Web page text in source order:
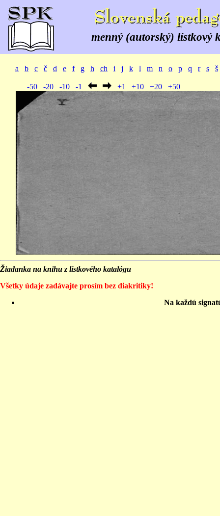
menný (autorský) lístkový
a b c č d e f g h ch i j k l m n o p q r s š
-50 -20 -10 -1 +1 +10 +20 +50
Žiadanka na knihu z lístkového katalógu
Všetky údaje zadávajte prosím bez diakritiky!
Na každú